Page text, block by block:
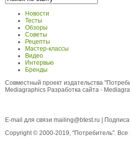
Новости
Тесты
Обзоры
Советы
Рецепты
Мастер-классы
Видео
Интервью
Бренды
Совместный проект издательства
Mediagraphics Разработка сайта -
E-mail для связи mailing@btest.ru
Copyright © 2000-2019, "Потребитель".